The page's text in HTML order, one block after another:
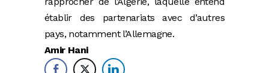
établir des partenariats avec d’autres
pays, notamment l’Allemagne.
Amir Hani